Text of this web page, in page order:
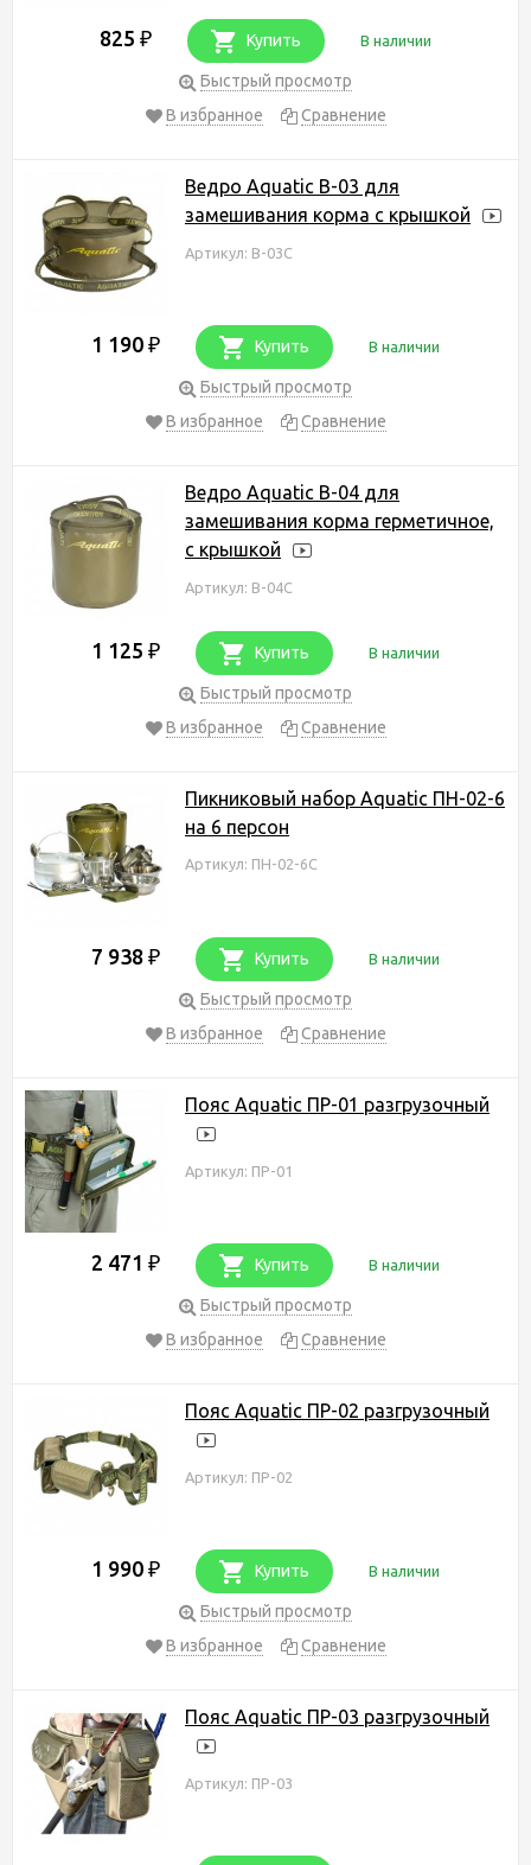
825 ₽ Купить В наличии
Быстрый просмотр
В избранное
Сравнение
Ведро Aquatic В-03 для
замешивания корма с крышкой
Артикул: В-03С
1 190 ₽ Купить В наличии
Быстрый просмотр
В избранное
Сравнение
Ведро Aquatic В-04 для
замешивания корма герметичное,
с крышкой
Артикул: В-04С
1 125 ₽ Купить В наличии
Быстрый просмотр
В избранное
Сравнение
Пикниковый набор Aquatic ПН-02-6
на 6 персон
Артикул: ПН-02-6С
7 938 ₽ Купить В наличии
Быстрый просмотр
В избранное
Сравнение
Пояс Aquatic ПР-01 разгрузочный
Артикул: ПР-01
2 471 ₽ Купить В наличии
Быстрый просмотр
В избранное
Сравнение
Пояс Aquatic ПР-02 разгрузочный
Артикул: ПР-02
1 990 ₽ Купить В наличии
Быстрый просмотр
В избранное
Сравнение
Пояс Aquatic ПР-03 разгрузочный
Артикул: ПР-03